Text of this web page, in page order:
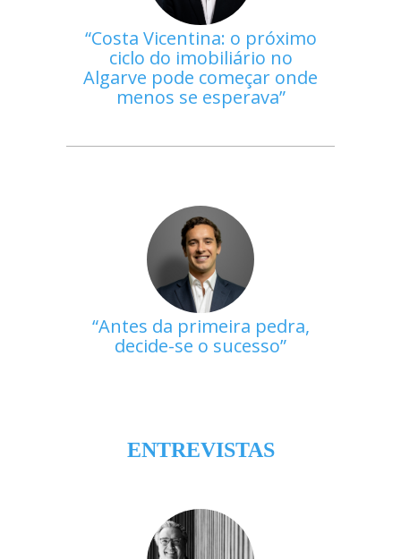
Costa Vicentina: o próximo
ciclo do imobiliário no
Algarve pode começar onde
menos se esperava
Antes da primeira pedra,
decide-se o sucesso
ENTREVISTAS